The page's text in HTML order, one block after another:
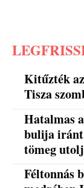
Kitűzték
Tisza
Hatalmas
bulija
tömeg
Féltonnás